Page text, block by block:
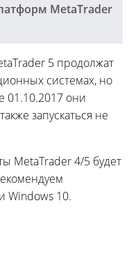
MetaTrader
5 продолжат
системах, но
01.10.2017 они
запускаться не
MetaTrader 4/5 будет
Windows 10.